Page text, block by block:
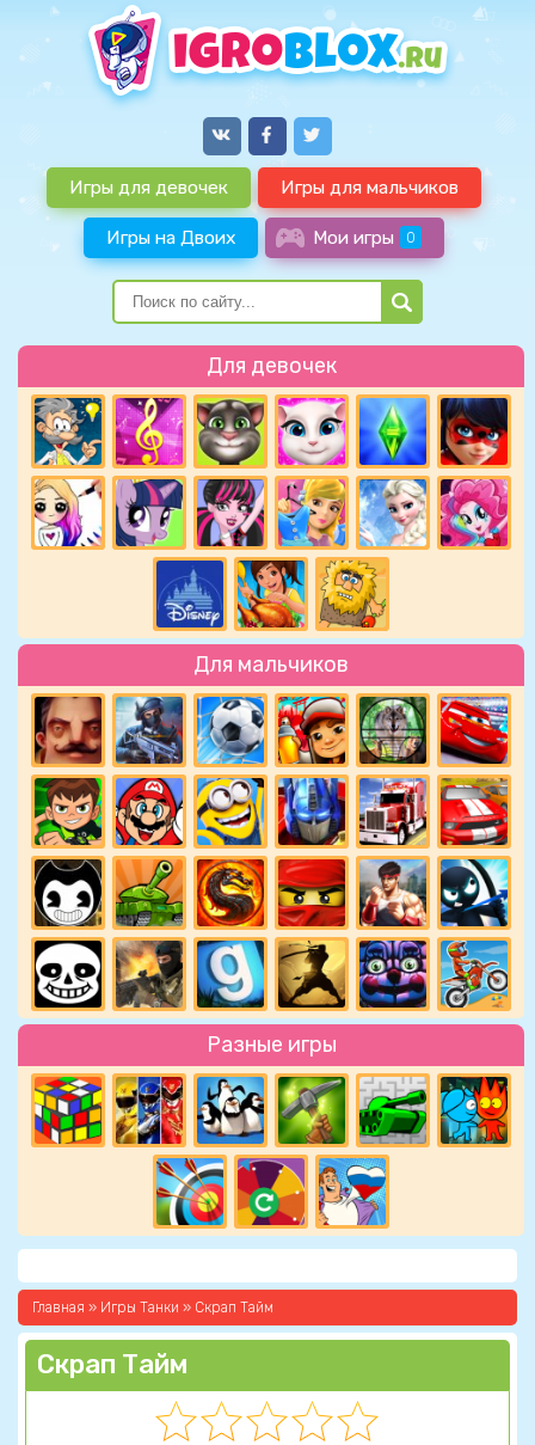
Игры для девочек Игры для мальчиков
Игры на Двоих Мои игры 0
Для девочек
Для мальчиков
Разные игры
Главная » Игры Танки » Скрап Тайм
Скрап Тайм